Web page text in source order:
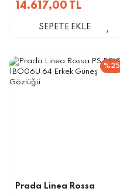
14.617,00 TL
SEPETE EKLE
%25
Prada Linea Rossa